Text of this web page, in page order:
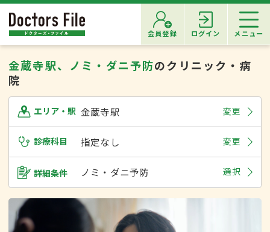
会員登録 ログイン メニュー
金蔵寺駅、ノミ・ダニ予防のクリニック・病
院
エリア・駅 金蔵寺駅 変更
診療科目 指定なし 変更
詳細条件 ノミ・ダニ予防 選択